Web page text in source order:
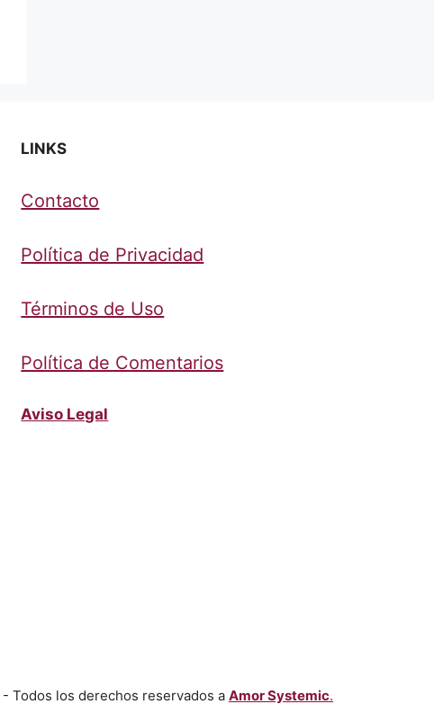
LINKS
Contacto
Política de Privacidad
Términos de Uso
Política de Comentarios
Aviso Legal
- Todos los derechos reservados a Amor Systemic.